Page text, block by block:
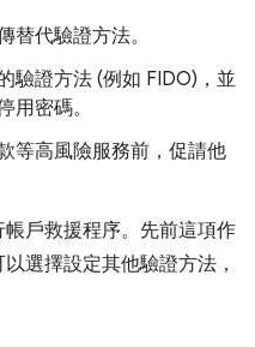
替代驗證方法。
驗證方法 (例如 FIDO)，並
用密碼。
等高風險服務前，促請他
戶救援程序。先前這項作
選擇設定其他驗證方法，